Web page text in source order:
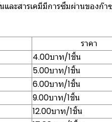
ละสารเคมีมีการซึมผ่านของก๊า
ราคา
4.00บาท/1ชิ้น
5.00บาท/1ชิ้น
6.00บาท/1ชิ้น
9.00บาท/1ชิ้น
12.00บาท/1ชิ้น